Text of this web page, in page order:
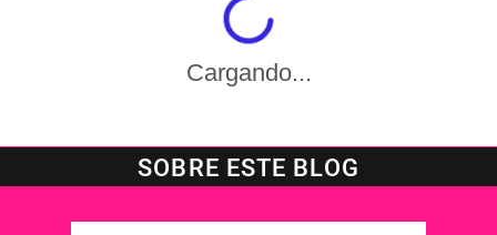
Cargando...
SOBRE ESTE BLOG